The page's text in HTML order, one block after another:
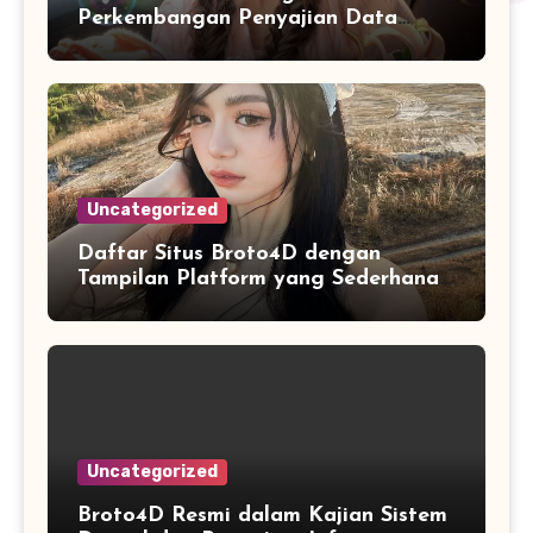
Perkembangan Penyajian Data
Digital yang Lebih Mudah Dianalisis
Uncategorized
Daftar Situs Broto4D dengan
Tampilan Platform yang Sederhana
dan Nyaman
Uncategorized
Broto4D Resmi dalam Kajian Sistem